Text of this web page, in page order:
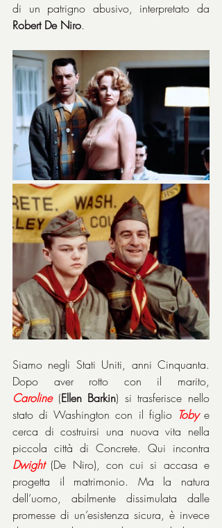
Robert De Niro.
Siamo negli Stati Uniti, anni Cinquanta.
Caroline (Ellen Barkin) si trasferisce nello
stato di Washington con il figlio Toby e
cerca di costruirsi una nuova vita nella
Dwight (De Niro), con cui si accasa e
progetta il matrimonio. Ma la natura
dell’uomo, abilmente dissimulata dalle
promesse di un’esistenza sicura, è invece